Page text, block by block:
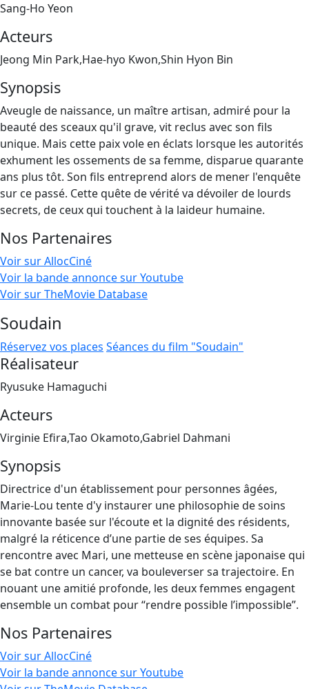
Sang-Ho Yeon
Acteurs
Jeong Min Park,Hae-hyo Kwon,Shin Hyon Bin
Synopsis
Aveugle de naissance, un maître artisan, admiré pour la
beauté des sceaux qu'il grave, vit reclus avec son fils
unique. Mais cette paix vole en éclats lorsque les autorités
exhument les ossements de sa femme, disparue quarante
ans plus tôt. Son fils entreprend alors de mener l'enquête
sur ce passé. Cette quête de vérité va dévoiler de lourds
secrets, de ceux qui touchent à la laideur humaine.
Nos Partenaires
Voir sur AllocCiné
Voir la bande annonce sur Youtube
Voir sur TheMovie Database
Soudain
Réservez vos places Séances du film "Soudain"
Réalisateur
Ryusuke Hamaguchi
Acteurs
Virginie Efira,Tao Okamoto,Gabriel Dahmani
Synopsis
Directrice d'un établissement pour personnes âgées,
Marie-Lou tente d'y instaurer une philosophie de soins
innovante basée sur l'écoute et la dignité des résidents,
malgré la réticence d’une partie de ses équipes. Sa
rencontre avec Mari, une metteuse en scène japonaise qui
se bat contre un cancer, va bouleverser sa trajectoire. En
nouant une amitié profonde, les deux femmes engagent
ensemble un combat pour “rendre possible l’impossible”.
Nos Partenaires
Voir sur AllocCiné
Voir la bande annonce sur Youtube